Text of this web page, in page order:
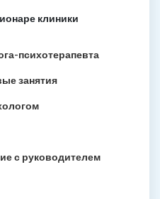
клиники
психотерапевта
занятия
с руководителем